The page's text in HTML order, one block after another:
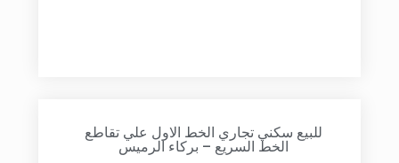
للبيع سكني تجاري الخط الاول علي تقاطع
الخط السريع – بركاء الرميس